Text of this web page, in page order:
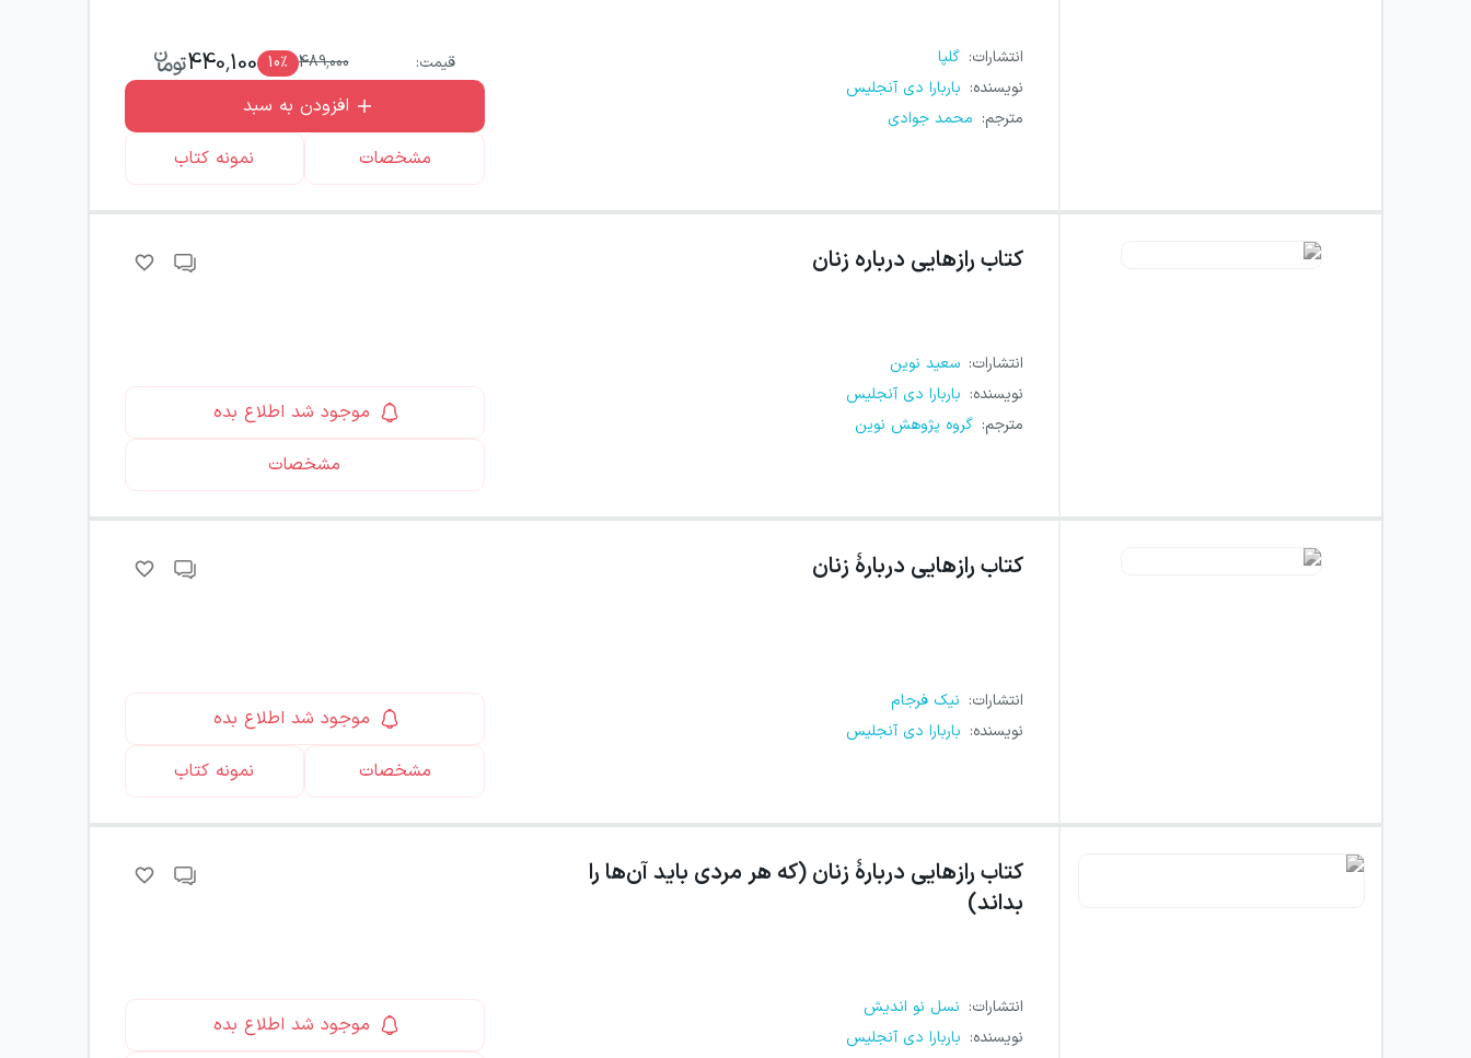
انتشارات: گلپا
نویسنده: باربارا دی آنجلیس
مترجم: محمد جوادی
قیمت: 489,000
10٪ 440,100
افزودن به سبد
مشخصات
نمونه کتاب
کتاب رازهایی درباره زنان
انتشارات: سعید نوین
نویسنده: باربارا دی آنجلیس
مترجم: گروه پژوهش نوین
موجود شد اطلاع بده
مشخصات
کتاب رازهایی دربارهٔ زنان
انتشارات: نیک فرجام
نویسنده: باربارا دی آنجلیس
موجود شد اطلاع بده
مشخصات
نمونه کتاب
کتاب رازهایی دربارهٔ زنان (که هر مردی باید آن‌ها را
بداند)
انتشارات: نسل نو اندیش
نویسنده: باربارا دی آنجلیس
موجود شد اطلاع بده